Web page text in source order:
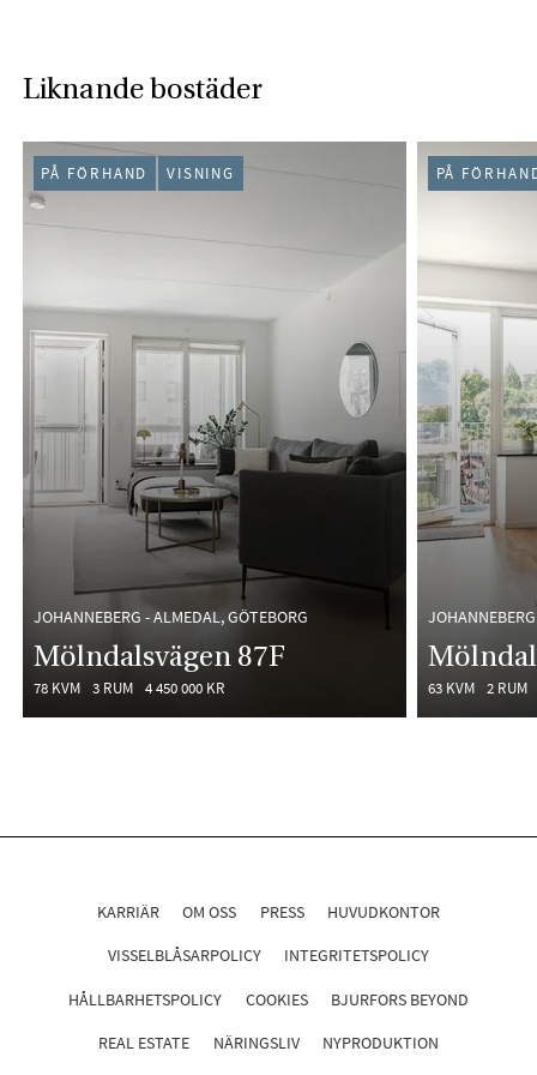
Liknande bostäder
JOHANNEBERG - ALMEDAL, GÖTEBORG
Mölndalsvägen 87F
78 KVM 3 RUM 4 450 000 KR
PÅ FÖRHAND VISNING
63 KVM 2 RUM
PÅ
KARRIÄR OM OSS PRESS HUVUDKONTOR
VISSELBLÅSARPOLICY INTEGRITETSPOLICY
HÅLLBARHETSPOLICY COOKIES BJURFORS BEYOND
REAL ESTATE NÄRINGSLIV NYPRODUKTION